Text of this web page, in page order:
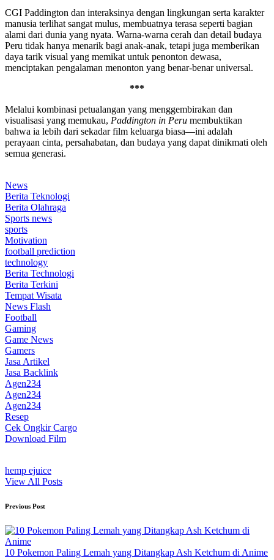
CGI Paddington dan interaksinya dengan lingkungan serta karakter
manusia terlihat sangat mulus, membuatnya terasa seperti bagian
alami dari dunia yang nyata. Warna-warna cerah dan detail budaya
Peru tidak hanya menarik bagi anak-anak, tetapi juga memberikan
daya tarik visual yang memikat untuk penonton dewasa,
menciptakan pengalaman menonton yang benar-benar universal.
***
Melalui kombinasi petualangan yang menggembirakan dan
visualisasi yang memukau, Paddington in Peru membuktikan
bahwa ia lebih dari sekadar film keluarga biasa—ini adalah
perayaan cinta, persahabatan, dan budaya yang dapat dinikmati oleh
semua generasi.
News
Berita Teknologi
Berita Olahraga
Sports news
sports
Motivation
football prediction
technology
Berita Technologi
Berita Terkini
Tempat Wisata
News Flash
Football
Gaming
Game News
Gamers
Jasa Artikel
Jasa Backlink
Agen234
Agen234
Agen234
Resep
Cek Ongkir Cargo
Download Film
hemp ejuice
View All Posts
Post
navigation
Previous Post
10 Pokemon Paling Lemah yang Ditangkap Ash Ketchum di Anime